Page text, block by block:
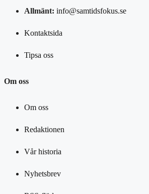
Allmänt: info@samtidsfokus.se
Kontaktsida
Tipsa oss
Om oss
Om oss
Redaktionen
Vår historia
Nyhetsbrev